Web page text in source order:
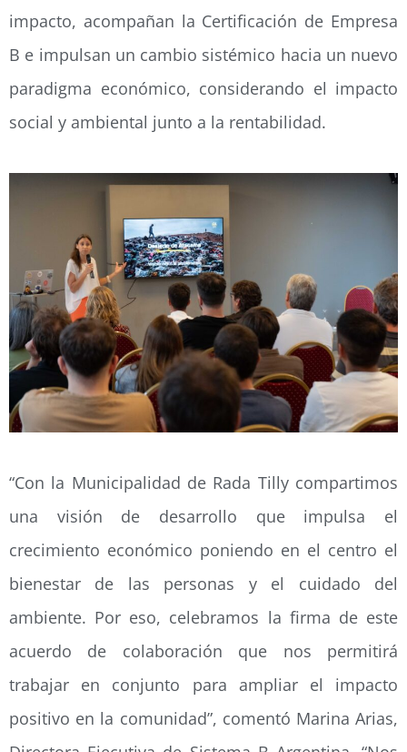
impacto, acompañan la Certificación de Empresa
B e impulsan un cambio sistémico hacia un nuevo
paradigma económico, considerando el impacto
social y ambiental junto a la rentabilidad.
“Con la Municipalidad de Rada Tilly compartimos
una visión de desarrollo que impulsa el
crecimiento económico poniendo en el centro el
bienestar de las personas y el cuidado del
ambiente. Por eso, celebramos la firma de este
acuerdo de colaboración que nos permitirá
trabajar en conjunto para ampliar el impacto
positivo en la comunidad”, comentó Marina Arias,